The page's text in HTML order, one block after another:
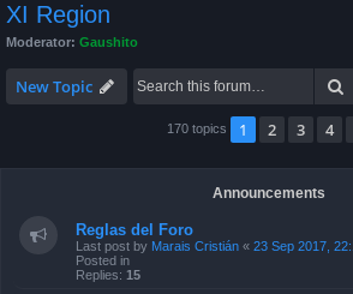
XI Region
Moderator: Gaushito
New Topic
170 topics 1 2 3 4
Announcements
Reglas del Foro
Last post by Marais Cristián « 23 Sep 2017,
Posted in
Replies: 15